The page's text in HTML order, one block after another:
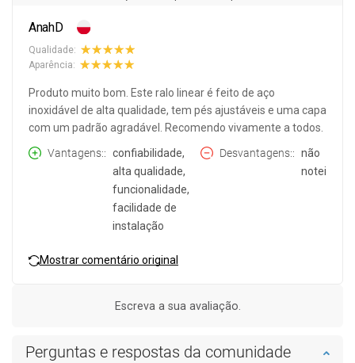
AnahD
Qualidade:
Aparência:
Produto muito bom. Este ralo linear é feito de aço
inoxidável de alta qualidade, tem pés ajustáveis e uma capa
com um padrão agradável. Recomendo vivamente a todos.
Vantagens:
confiabilidade,
alta qualidade,
funcionalidade,
facilidade de
instalação
Desvantagens:
não
notei
Mostrar comentário original
Escreva a sua avaliação.
Perguntas e respostas da comunidade